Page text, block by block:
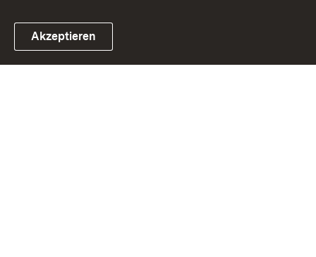
Link zum Landesportal
Akzeptieren